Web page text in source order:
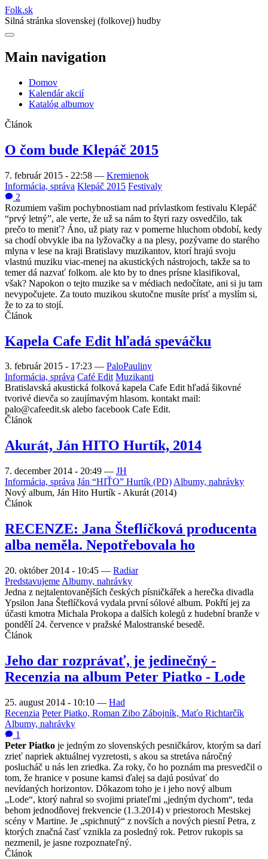
Folk.sk
Silná stránka slovenskej (folkovej) hudby
Main navigation
Domov
Kalendár akcií
Katalóg albumov
Článok
O čom bude Klepáč 2015
7. február 2015 - 22:58 — Kremienok
Informácia, správa Klepáč 2015 Festivaly
2
Rozumiem vašim pochybnostiam nad prívlastkom festivalu Klepáč
“prvý letný”, ale verte, že už sa nám to štyri razy osvedčilo, tak
prečo to meniť? Áno, už piaty raz v pomerne hluchom období, kedy
sa chodí obvykle iba na lyžovačky a na plesy, pozývame do starého
mlyna v lese na kraji Bratislavy muzikantov, ktorí hrajú svoju
vlastnú muziku viac-menej na akustických nástrojoch, takže sa to
temer dá nazvať folkom. ale kto by to dnes prísne klasifikoval,
však? Napokon o tejto muzike sa v médiach nedočítate, ani si ju tam
nevypočujete. Za touto muzikou skutočne musíte prísť a myslím si,
že to za to stojí.
Článok
Kapela Cafe Edit hľadá speváčku
3. február 2015 - 17:23 — PaloPauliny
Informácia, správa Café Edit Muzikanti
Bratislavská akustická folková kapela Cafe Edit hľadá šikovné
tvorivé dievča so zaujímavým hlasom. kontakt mail:
palo@cafeedit.sk alebo facebook Cafe Edit.
Článok
Akurát, Ján HITO Hurtík, 2014
7. december 2014 - 20:49 — JH
Informácia, správa Ján “HIŤO” Hurtík (PD) Albumy, nahrávky
Nový album, Ján Hito Hurtík - Akurát (2014)
Článok
RECENZE: Jana Šteflíčková producenta
alba neměla. Nepotřebovala ho
20. október 2014 - 10:45 — Radiar
Predstavujeme Albumy, nahrávky
Jedna z nejtalentovanějších českých písničkářek a herečka divadla
Ypsilon Jana Šteflíčková vydala první sólové album. Pokřtí jej za
účasti kmotra Michala Prokopa a dalších kolegů z hudební branže v
pondělí 24. července v pražské Malostranské besedě.
Článok
Jeho dar rozprávať, je jedinečný -
Recenzia na album Peter Piatko - Lode
25. august 2014 - 10:10 — Had
Recenzia Peter Piatko, Roman Zibo Zábojník, Maťo Richtarčík
Albumy, nahrávky
1
Peter Piatko je jedným zo slovenských pesničkárov, ktorým sa darí
zrieť napriek aktuálnej vyzretosti, s akou sa stretáva náročný
poslucháč u nás len zriedka. Za roky, čo ho poznám ma presvedčil o
tom, že hranice v posune kamsi ďalej sa dajú posúvať do
nevídaných horizontov. Dôkazom toho je i jeho nový album
„Lode“, ktorý nahral so svojimi priateľmi „jedným dychom“, teda
behom jednodňovej frekvencie (1.3.2014) v priestoroch Mestskej
scény v Martine. Je „spichnutý“ z novších a nových piesní Petra, z
ktorých značná časť vznikla za posledný rok. Petrov rukopis sa
nezmenil, je jasne rozpoznateľný.
Článok